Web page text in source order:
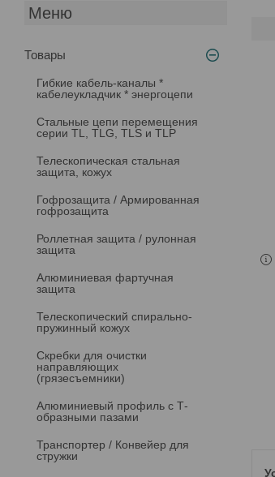
Товары
Гибкие кабель-каналы *
кабелеукладчик * энергоцепи
Стальные цепи перемещения
серии TL, TLG, TLS и TLP
Телескопическая стальная
защита, кожух
Гофрозащита / Армированная
гофрозащита
Роллетная защита / рулонная
защита
Алюминиевая фартучная
защита
Телескопический спирально-
пружинный кожух
Скребки для очистки
направляющих
(грязесъемники)
Алюминиевый профиль с Т-
образными пазами
Транспортер / Конвейер для
стружки